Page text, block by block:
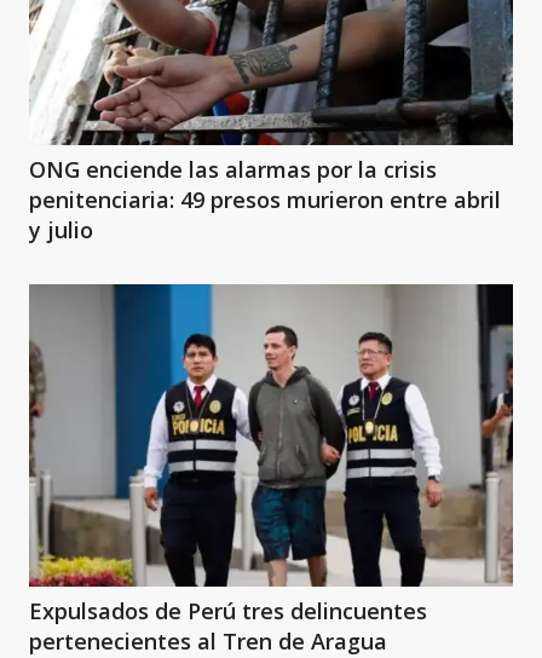
ONG enciende las alarmas por la crisis
penitenciaria: 49 presos murieron entre abril
y julio
Expulsados de Perú tres delincuentes
pertenecientes al Tren de Aragua